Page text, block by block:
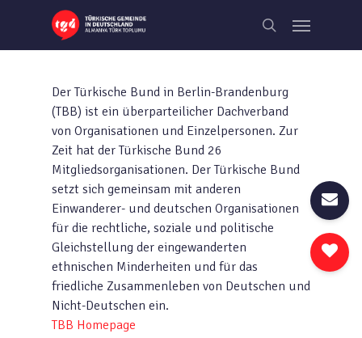
main
search
Menu
Der Türkische Bund in Berlin-Brandenburg
(TBB) ist ein überparteilicher Dachverband
von Organisationen und Einzelpersonen. Zur
Zeit hat der Türkische Bund 26
Mitgliedsorganisationen. Der Türkische Bund
setzt sich gemeinsam mit anderen
Einwanderer- und deutschen Organisationen
für die rechtliche, soziale und politische
Gleichstellung der eingewanderten
ethnischen Minderheiten und für das
friedliche Zusammenleben von Deutschen und
Nicht-Deutschen ein.
TBB Homepage